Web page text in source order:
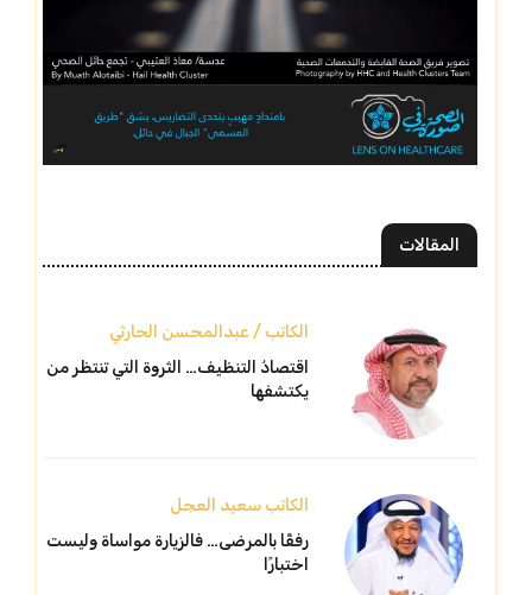
المقالات
الكاتب / عبدالمحسن الحارثي
اقتصادُ التنظيف… الثروة التي تنتظر من
يكتشفها
الكاتب سعيد العجل
رفقًا بالمرضى… فالزيارة مواساة وليست
اختبارًا